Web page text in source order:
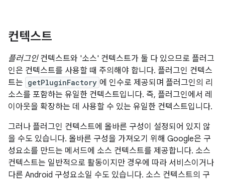
컨텍스트
플러그인컨텍스트와 '소스' 컨텍스트가 둘 다 있으므로 플러그
인은 컨텍스트를 사용할 때 주의해야 합니다. 플러그인 컨텍스
트는 getPluginFactory 에 인수로 제공되며 플러그인의 리
소스를 포함하는 유일한 컨텍스트입니다. 즉, 플러그인에서 레
이아웃을 확장하는 데 사용할 수 있는 유일한 컨텍스트입니다.
그러나 플러그인 컨텍스트에 올바른 구성이 설정되어 있지 않
을 수도 있습니다. 올바른 구성을 가져오기 위해 Google은 구
성요소를 만드는 메서드에 소스 컨텍스트를 제공합니다. 소스
컨텍스트는 일반적으로 활동이지만 경우에 따라 서비스이거나
다른 Android 구성요소일 수도 있습니다. 소스 컨텍스트의 구